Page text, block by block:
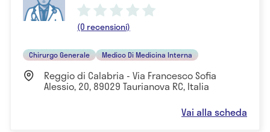
(0 recensioni)
Chirurgo Generale Medico Di Medicina Interna
Reggio di Calabria - Via Francesco Sofia
Alessio, 20, 89029 Taurianova RC, Italia
Vai alla scheda